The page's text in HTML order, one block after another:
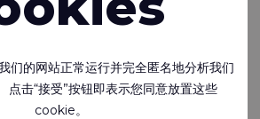
）决赛入围者，该奖项由特种纺织协会
Association）主办。这一认可彰显了我们
创新、质量与可持续发展的承诺。
们的网站正常运行并完全匿名地分析我们
点击“接受”按钮即表示您同意放置这些
cookie。